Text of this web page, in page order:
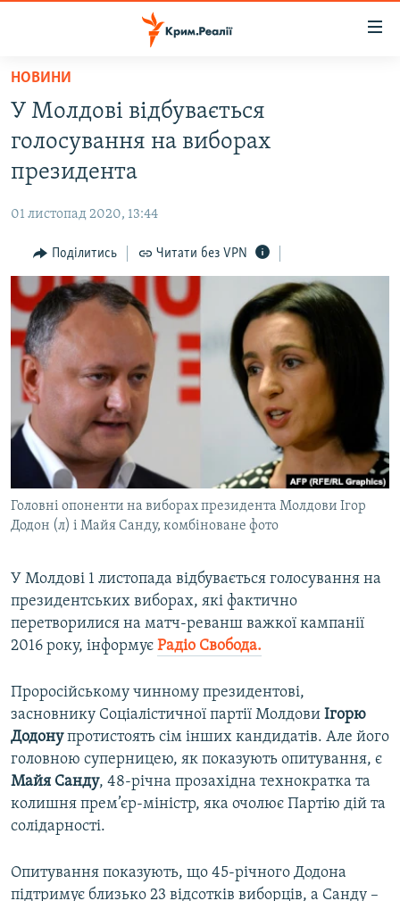
Перейти
основного
матеріалу
до
основної
Перейти
до
пошуку
ВОДА.КРИМ
ВІДЕО ТА ФОТО
БЛОГИ
ПОГЛЯД
ІНТЕРВ'Ю
ВСЕ ЗА ДЕНЬ
СПЕЦПРОЕКТИ
ДЕПОРТАЦІЯ
ВІДЕОУРОКИ «ELIFBE»
СВІДЧЕННЯ ОКУПАЦІЇ
УКРАЇНСЬКА ПРОБЛЕМА КРИМУ
ІНФОГРАФІКА
ЯК ОБІЙТИ БЛОКУВАННЯ
Русский
Qırımtatar
ДОЛУЧАЙСЯ!
Усі сайти RFE/RL
НОВИНИ
У Молдові відбувається
голосування на виборах
президента
01 листопад 2020, 13:44
Поділитись Читати без VPN
Головні опоненти на виборах президента Молдови Ігор
Додон (л) і Майя Санду, комбіноване фото
У Молдові 1 листопада відбувається голосування на
президентських виборах, які фактично
перетворилися на матч-реванш важкої кампанії
2016 року, інформує Радіо Свобода.
Проросійському чинному президентові,
засновнику Соціалістичної партії Молдови Ігорю
Додонупротистоять сім інших кандидатів. Але його
головною суперницею, як показують опитування, є
Майя Санду, 48-річна прозахідна технократка та
колишня прем’єр-міністр, яка очолює Партію дій та
солідарності.
Опитування показують, що 45-річного Додона
підтримує близько 23 відсотків виборців, а Санду –